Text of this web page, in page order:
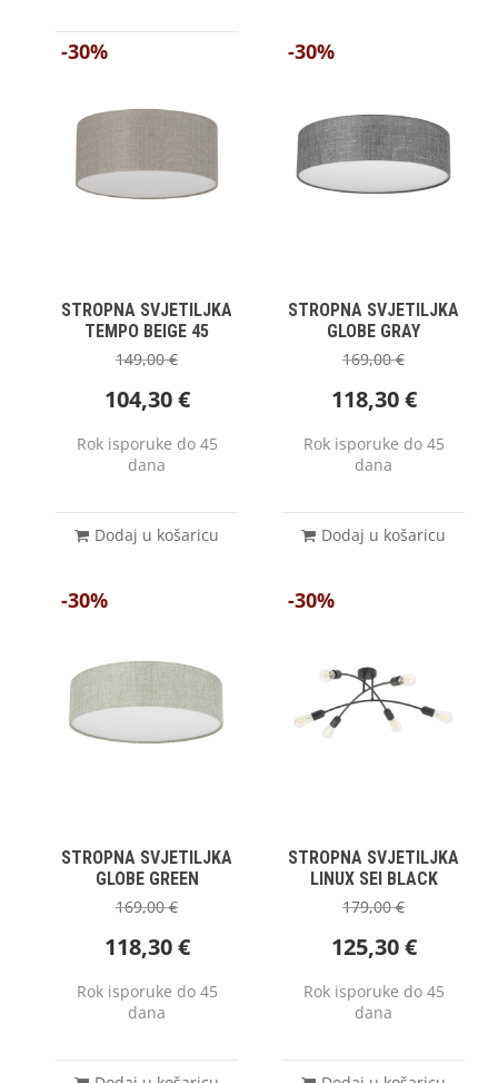
-30%
STROPNA SVJETILJKA
TEMPO BEIGE 45
149,00€
104,30€
Rok isporuke do 45
dana
Dodaj u košaricu
-30%
STROPNA SVJETILJKA
GLOBE GRAY
169,00€
118,30€
Rok isporuke do 45
dana
Dodaj u košaricu
-30%
STROPNA SVJETILJKA
GLOBE GREEN
169,00€
118,30€
Rok isporuke do 45
dana
-30%
STROPNA SVJETILJKA
LINUX SEI BLACK
179,00€
125,30€
Rok isporuke do 45
dana